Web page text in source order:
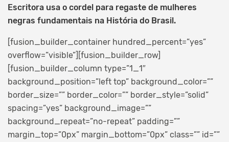
Escritora usa o cordel para regaste de mulheres
negras fundamentais na História do Brasil.
[fusion_builder_container hundred_percent=”yes”
overflow=”visible”][fusion_builder_row]
[fusion_builder_column type=”1_1″
background_position=”left top” background_color=””
border_size=”” border_color=”” border_style=”solid”
spacing=”yes” background_image=””
background_repeat=”no-repeat” padding=””
margin_top=”0px” margin_bottom=”0px” class=”” id=””